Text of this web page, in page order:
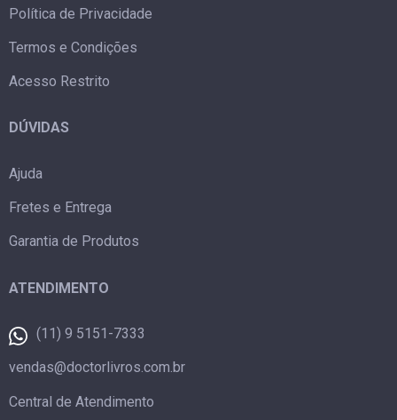
Política de Privacidade
Termos e Condições
Acesso Restrito
DÚVIDAS
Ajuda
Fretes e Entrega
Garantia de Produtos
ATENDIMENTO
(11) 9 5151-7333
vendas@doctorlivros.com.br
Central de Atendimento